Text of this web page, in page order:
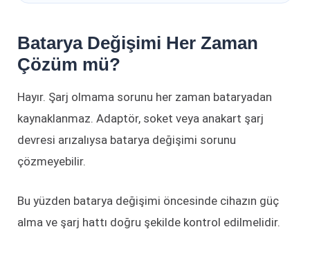
Batarya Değişimi Her Zaman
Çözüm mü?
Hayır. Şarj olmama sorunu her zaman bataryadan
kaynaklanmaz. Adaptör, soket veya anakart şarj
devresi arızalıysa batarya değişimi sorunu
çözmeyebilir.
Bu yüzden batarya değişimi öncesinde cihazın güç
alma ve şarj hattı doğru şekilde kontrol edilmelidir.